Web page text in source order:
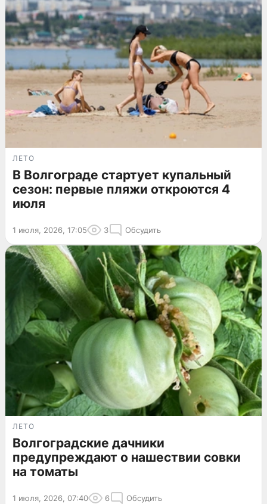
ЛЕТО
В Волгограде стартует купальный
сезон: первые пляжи откроются 4
июля
1 июля, 2026, 17:05 3 Обсудить
ЛЕТО
Волгоградские дачники
предупреждают о нашествии совки
на томаты
1 июля, 2026, 07:40 6 Обсудить